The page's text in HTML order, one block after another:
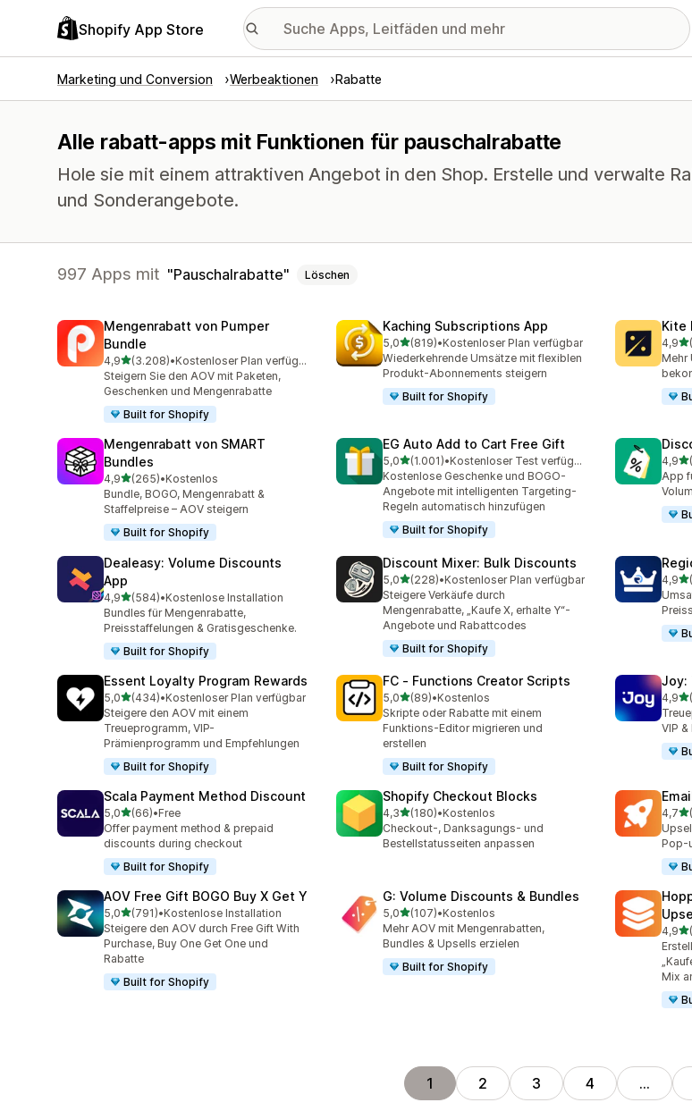
Shopify App Store
Marketing und Conversion Werbeaktionen Rabatte
Alle rabatt-apps mit Funktionen für pauschalrabatte
Hole sie mit einem attraktiven Angebot in den Shop. Erstelle und verwalte
und Sonderangebote.
997 Apps mit Pauschalrabatte Löschen
Mengenrabatt von Pumper
Bundle
4,9von 5 Sternen
(3.208)
3208 Rezensionen insgesamt
•
Kostenloser Plan verfügbar
Steigern Sie den AOV mit Paketen,
Geschenken und Mengenrabatte
Built for Shopify
Kaching Subscriptions App
5,0von 5 Sternen
(819)
819 Rezensionen insgesamt
•Kostenloser Plan verfügbar
Wiederkehrende Umsätze mit flexiblen
Produkt-Abonnements steigern
Built for Shopify
Kite
4,9
1006
Mehr
Mengenrabatt von SMART
Bundles
4,9von 5 Sternen
(265)
265 Rezensionen insgesamt
•Kostenlos
Bundle, BOGO, Mengenrabatt &
Staffelpreise – AOV steigern
Built for Shopify
EG Auto Add to Cart Free Gift
5,0von 5 Sternen
(1.001)
1001 Rezensionen insgesamt
•
Kostenloser Test verfügbar
Kostenlose Geschenke und BOGO-
Angebote mit intelligenten Targeting-
Regeln automatisch hinzufügen
Built for Shopify
4,9
1182
App
Dealeasy: Volume Discounts
App
4,9von 5 Sternen
(584)
584 Rezensionen insgesamt
•Kostenlose Installation
Bundles für Mengenrabatte,
Preisstaffelungen & Gratisgeschenke.
Built for Shopify
Discount Mixer: Bulk Discounts
5,0von 5 Sternen
(228)
228 Rezensionen insgesamt
•Kostenloser Plan verfügbar
Steigere Verkäufe durch
Mengenrabatte, „Kaufe X, erhalte Y“-
Angebote und Rabattcodes
Built for Shopify
4,9
172
Essent Loyalty Program Rewards
5,0von 5 Sternen
(434)
434 Rezensionen insgesamt
•Kostenloser Plan verfügbar
Steigere den AOV mit einem
Treueprogramm, VIP-
Prämienprogramm und Empfehlungen
Built for Shopify
FC ‑ Functions Creator Scripts
5,0von 5 Sternen
(89)
89 Rezensionen insgesamt
•Kostenlos
Skripte oder Rabatte mit einem
Funktions-Editor migrieren und
erstellen
Built for Shopify
Joy:
4,9
1696
VIP
Scala Payment Method Discount
5,0von 5 Sternen
(66)
66 Rezensionen insgesamt
•Free
Offer payment method & prepaid
discounts during checkout
Built for Shopify
Shopify Checkout Blocks
4,3von 5 Sternen
(180)
180 Rezensionen insgesamt
•Kostenlos
Checkout-, Danksagungs- und
Bestellstatusseiten anpassen
4,7
176
Pop-
AOV Free Gift BOGO Buy X Get Y
5,0von 5 Sternen
(791)
791 Rezensionen insgesamt
•Kostenlose Installation
Steigere den AOV durch Free Gift With
Purchase, Buy One Get One und
Rabatte
Built for Shopify
G: Volume Discounts & Bundles
5,0von 5 Sternen
(107)
107 Rezensionen insgesamt
•Kostenlos
Mehr AOV mit Mengenrabatten,
Bundles & Upsells erzielen
Built for Shopify
4,9
145
Mix
1 2 3 4 …